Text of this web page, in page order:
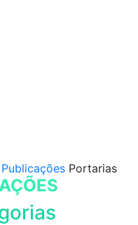
Publicações Portarias